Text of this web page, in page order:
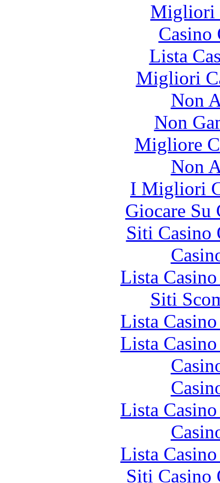
Migliori
Lista
Migliori
Non
Non
Migliore
Non
I Migliori
Giocare Su
Siti Casino
Lista
Siti
Lista
Lista
Lista
Lista
Siti Casino